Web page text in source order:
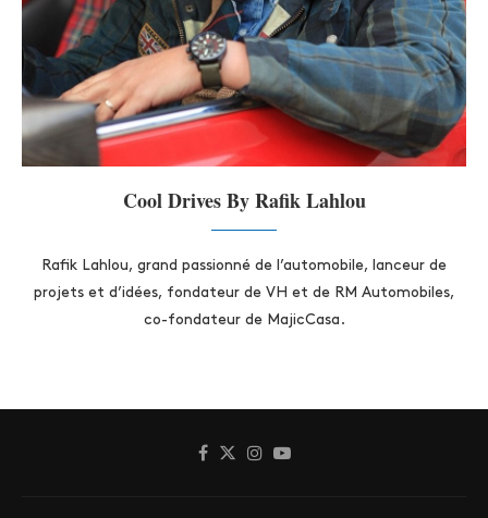
Cool Drives By Rafik Lahlou
Rafik Lahlou, grand passionné de l’automobile, lanceur de
projets et d’idées, fondateur de VH et de RM Automobiles,
co-fondateur de MajicCasa.